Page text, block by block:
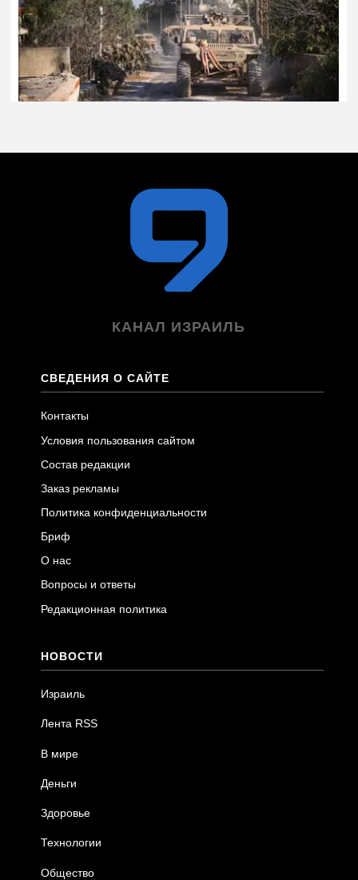
КАНАЛ ИЗРАИЛЬ
СВЕДЕНИЯ О САЙТЕ
Контакты
Условия пользования сайтом
Состав редакции
Заказ рекламы
Политика конфиденциальности
Бриф
О нас
Вопросы и ответы
Редакционная политика
НОВОСТИ
Израиль
Лента RSS
В мире
Деньги
Здоровье
Технологии
Общество